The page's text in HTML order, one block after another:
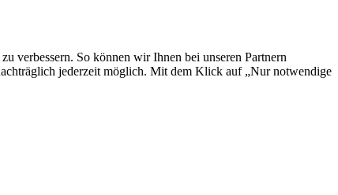
verbessern. So können wir Ihnen bei unseren Partnern
jederzeit möglich. Mit dem Klick auf „Nur notwendige